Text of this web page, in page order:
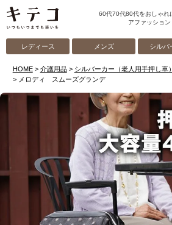
60代70代80代をおしゃれ
アファッション
レディース メンズ シルバ
HOME 介護用品
シルバーカー（老人用手押し車）
メロディ スムーズグランデ